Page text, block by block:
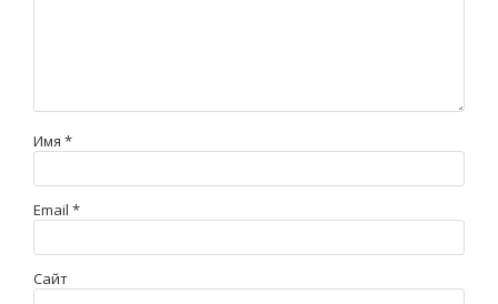
Имя *
Email *
Сайт